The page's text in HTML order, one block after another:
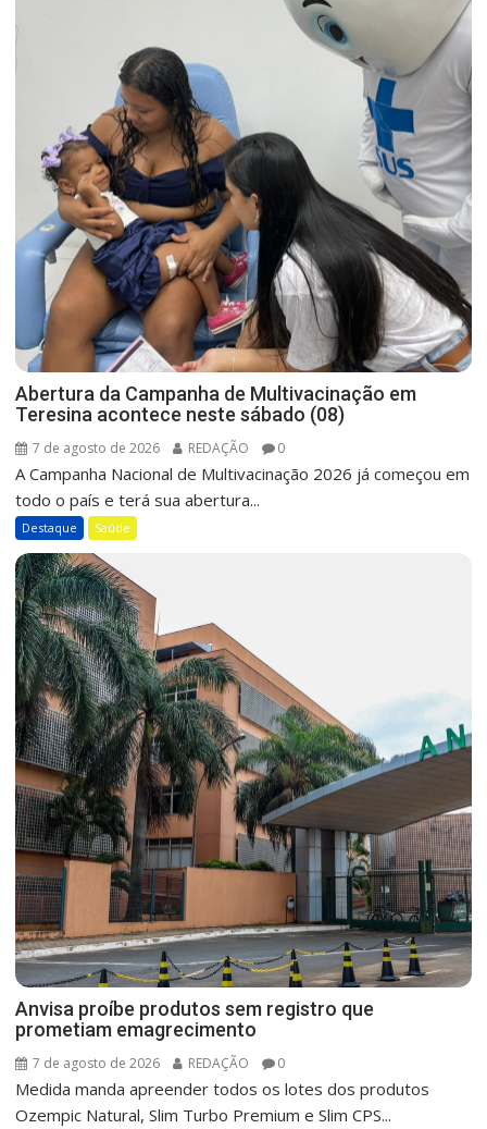
Abertura da Campanha de Multivacinação em
Teresina acontece neste sábado (08)
7 de agosto de 2026 REDAÇÃO 0
A Campanha Nacional de Multivacinação 2026 já começou em
todo o país e terá sua abertura...
Destaque Saúde
Anvisa proíbe produtos sem registro que
prometiam emagrecimento
7 de agosto de 2026 REDAÇÃO 0
Medida manda apreender todos os lotes dos produtos
Ozempic Natural, Slim Turbo Premium e Slim CPS...